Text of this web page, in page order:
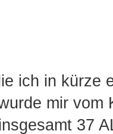
ich in kürze
mir vom
37